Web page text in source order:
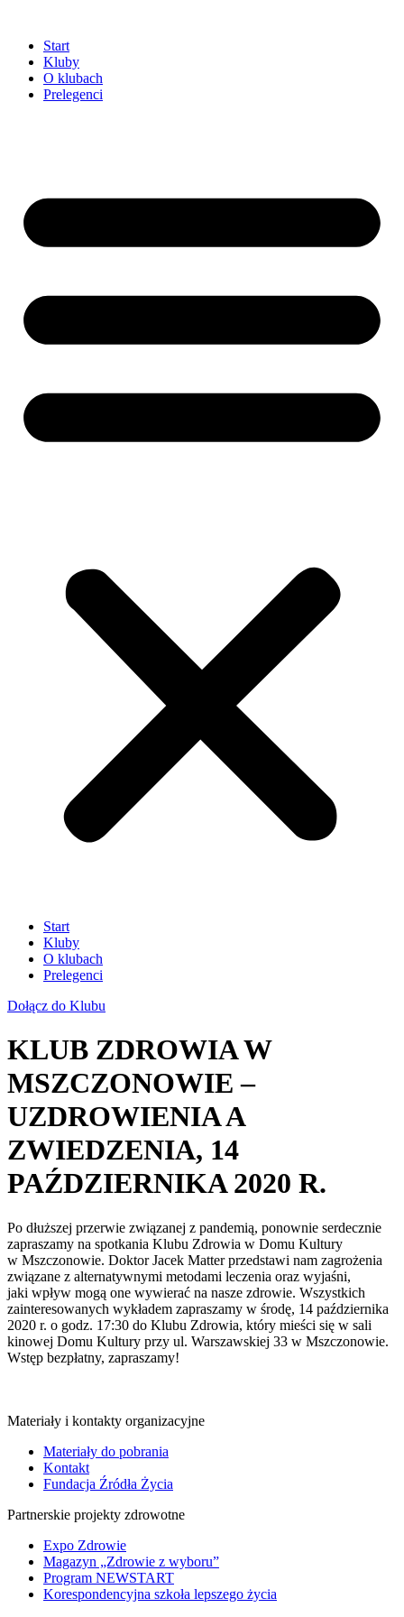
treści
Start
Kluby
O klubach
Prelegenci
Start
Kluby
O klubach
Prelegenci
Dołącz do Klubu
KLUB ZDROWIA W
MSZCZONOWIE –
UZDROWIENIA A
ZWIEDZENIA, 14
PAŹDZIERNIKA 2020 R.
Po dłuższej przerwie związanej z pandemią, ponownie serdecznie
zapraszamy na spotkania Klubu Zdrowia w Domu Kultury
w Mszczonowie. Doktor Jacek Matter przedstawi nam zagrożenia
związane z alternatywnymi metodami leczenia oraz wyjaśni,
jaki wpływ mogą one wywierać na nasze zdrowie. Wszystkich
zainteresowanych wykładem zapraszamy w środę, 14 października
2020 r. o godz. 17:30 do Klubu Zdrowia, który mieści się w sali
kinowej Domu Kultury przy ul. Warszawskiej 33 w Mszczonowie.
Wstęp bezpłatny, zapraszamy!
Materiały i kontakty organizacyjne
Materiały do pobrania
Kontakt
Fundacja Źródła Życia
Partnerskie projekty zdrowotne
Expo Zdrowie
Magazyn „Zdrowie z wyboru”
Program NEWSTART
Korespondencyjna szkoła lepszego życia